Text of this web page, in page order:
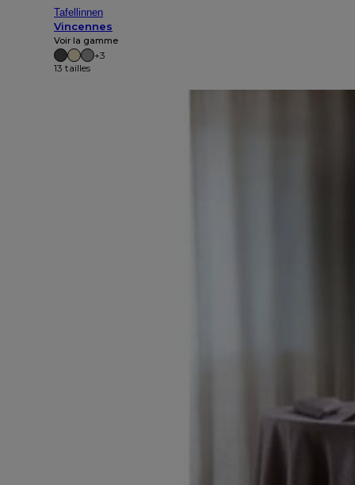
Tafellinnen
Vincennes
Voir la gamme
+3
13 tailles